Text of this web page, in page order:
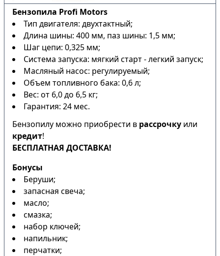
Бензопила Profi Motors
Тип двигателя: двухтактный;
Длина шины: 400 мм, паз шины: 1,5 мм;
Шаг цепи: 0,325 мм;
Система запуска: мягкий старт - легкий запуск;
Масляный насос: регулируемый;
Объем топливного бака: 0,6 л;
Вес: от 6,0 до 6,5 кг;
Гарантия: 24 мес.
Бензопилу можно приобрести в рассрочку или
кредит!
БЕСПЛАТНАЯ ДОСТАВКА!
Бонусы
Беруши;
запасная свеча;
масло;
смазка;
набор ключей;
напильник;
перчатки;